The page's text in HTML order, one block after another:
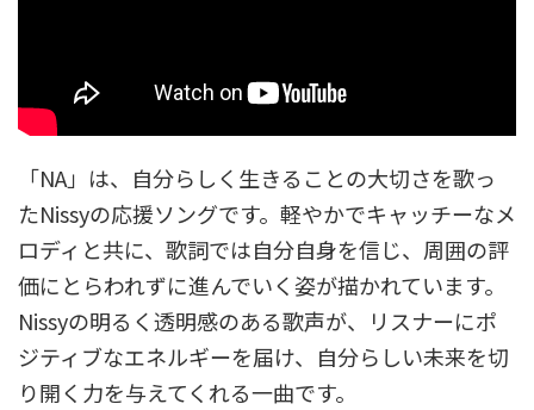
「NA」は、自分らしく生きることの大切さを歌っ
たNissyの応援ソングです。軽やかでキャッチーなメ
ロディと共に、歌詞では自分自身を信じ、周囲の評
価にとらわれずに進んでいく姿が描かれています。
Nissyの明るく透明感のある歌声が、リスナーにポ
ジティブなエネルギーを届け、自分らしい未来を切
り開く力を与えてくれる一曲です。